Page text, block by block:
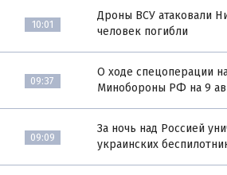
10:01
Дроны ВСУ атаковали
человек погибли
09:37
О ходе спецоперации
Минобороны РФ на 9
09:09
За ночь над Россией
украинских